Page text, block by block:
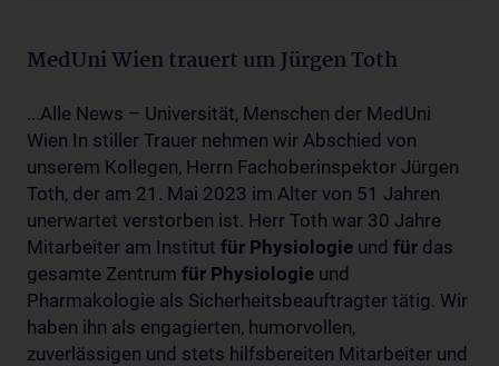
MedUni Wien trauert um Jürgen Toth
...Alle News – Universität, Menschen der MedUni
Wien In stiller Trauer nehmen wir Abschied von
unserem Kollegen, Herrn Fachoberinspektor Jürgen
Toth, der am 21. Mai 2023 im Alter von 51 Jahren
unerwartet verstorben ist. Herr Toth war 30 Jahre
Mitarbeiter am Institut für Physiologie und für das
gesamte Zentrum für Physiologie und
Pharmakologie als Sicherheitsbeauftragter tätig. Wir
haben ihn als engagierten, humorvollen,
zuverlässigen und stets hilfsbereiten Mitarbeiter und